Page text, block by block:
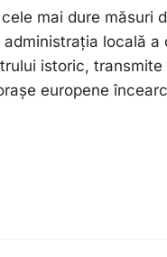
mai dure măsuri
locală
istoric,
europene